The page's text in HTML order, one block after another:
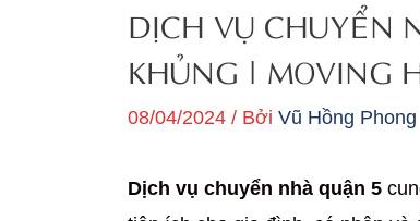
DỊCH VỤ CHUYỂN
KHỦNG | MOVING
08/04/2024 / Bởi Vũ Hồng Phong
Dịch vụ chuyển nhà quận 5